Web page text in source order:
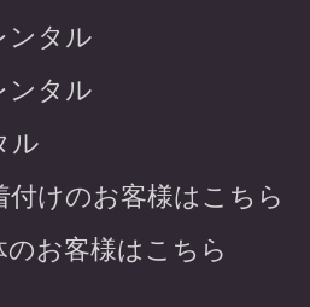
ンタル
ンタル
ル
付けのお客様はこちら
のお客様はこちら